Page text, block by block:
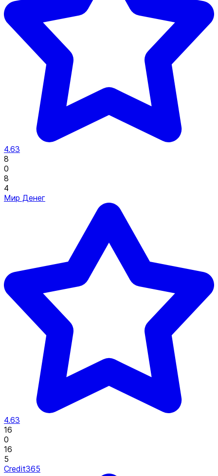
4.63
8
0
8
4
Мир Денег
4.63
16
0
16
5
Credit365